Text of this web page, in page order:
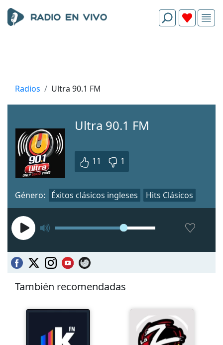
Radios Ultra 90.1 FM
Ultra 90.1 FM
11 1
Género: Éxitos clásicos ingleses Hits Clásicos
También recomendadas